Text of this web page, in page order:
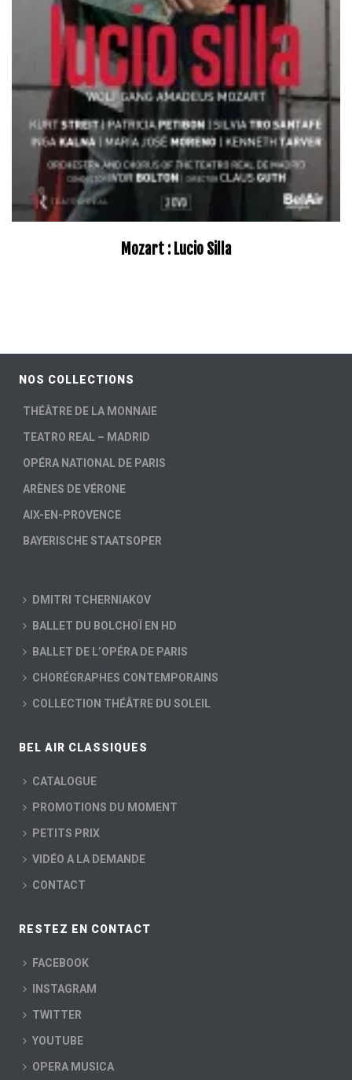
Mozart : Lucio Silla
NOS COLLECTIONS
THÉÂTRE DE LA MONNAIE
TEATRO REAL – MADRID
OPÉRA NATIONAL DE PARIS
ARÈNES DE VÉRONE
AIX-EN-PROVENCE
BAYERISCHE STAATSOPER
DMITRI TCHERNIAKOV
BALLET DU BOLCHOÏ EN HD
BALLET DE L’OPÉRA DE PARIS
CHORÉGRAPHES CONTEMPORAINS
COLLECTION THÉÂTRE DU SOLEIL
BEL AIR CLASSIQUES
CATALOGUE
PROMOTIONS DU MOMENT
PETITS PRIX
VIDÉO A LA DEMANDE
CONTACT
RESTEZ EN CONTACT
FACEBOOK
INSTAGRAM
TWITTER
YOUTUBE
OPERA MUSICA